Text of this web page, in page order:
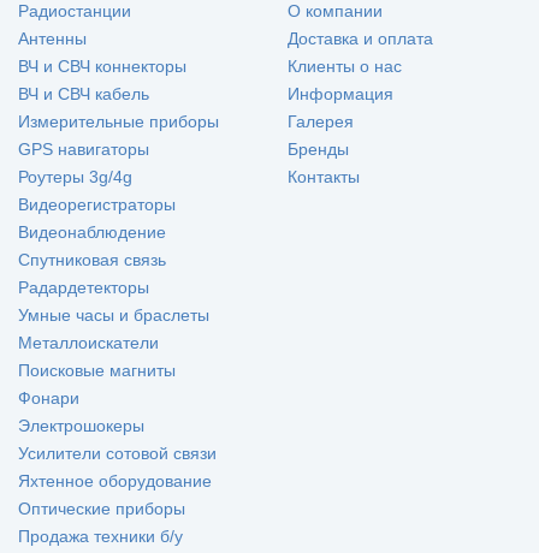
Радиостанции
Антенны
ВЧ и СВЧ коннекторы
ВЧ и СВЧ кабель
Измерительные приборы
GPS навигаторы
Роутеры 3g/4g
Видеорегистраторы
Видеонаблюдение
Спутниковая связь
Радардетекторы
Умные часы и браслеты
Металлоискатели
Поисковые магниты
Фонари
Электрошокеры
Усилители сотовой связи
Яхтенное оборудование
Оптические приборы
Продажа техники б/у
О компании
Доставка и оплата
Клиенты о нас
Информация
Галерея
Бренды
Контакты